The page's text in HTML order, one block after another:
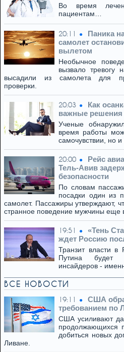
Во время
пациентам…
20:11
Паника
самолет
вылетом
Необычное
вызвало тревогу
высадили из самолета для
проверки.
20:03
Как
важные решения
Ученые
время работы
самочувствии, но
20:00
Рейс
Тель-Авив
безопасности
По словам
посадки один из
самолет. Пассажиры утверждают,
странное поведение мужчины еще
19:51
«Тень
ждет Россию
Транзит власти
Путина будет
инсайдеров -
ВСЕ НОВОСТИ
19:11
США
требованием по
США усиливают
продолжающихся
добиться новых
Ливане.